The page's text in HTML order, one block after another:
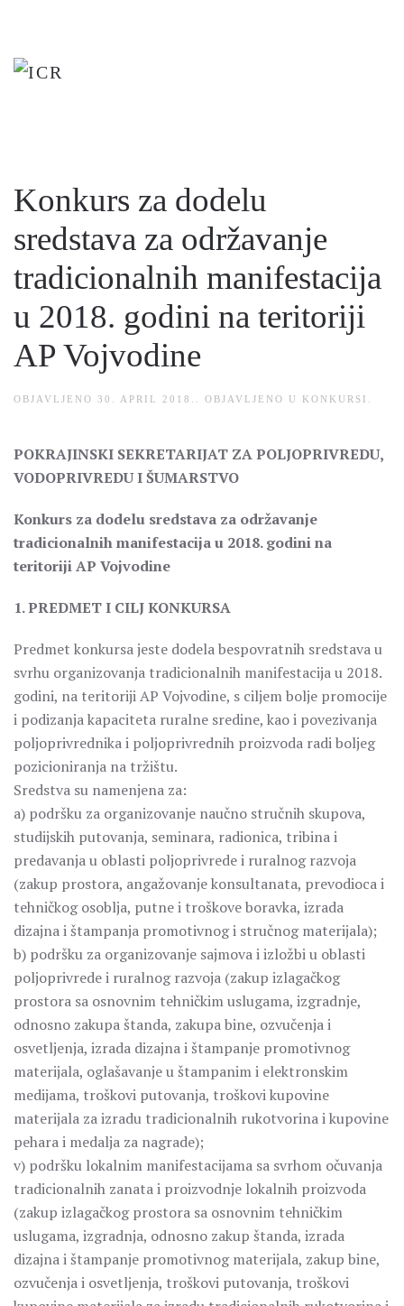
to
Konkurs za dodelu
sredstava za održavanje
tradicionalnih manifestacija
u 2018. godini na teritoriji
AP Vojvodine
OBJAVLJENO 30. APRIL 2018. . OBJAVLJENO U KONKURSI
POKRAJINSKI SEKRETARIJAT ZA POLJOPRIVREDU,
VODOPRIVREDU I ŠUMARSTVO
Konkurs za dodelu sredstava za održavanje
tradicionalnih manifestacija u 2018. godini na
teritoriji AP Vojvodine
1. PREDMET I CILJ KONKURSA
Predmet konkursa jeste dodela bespovratnih sredstava u
svrhu organizovanja tradicionalnih manifestacija u 2018.
godini, na teritoriji AP Vojvodine, s ciljem bolje promocije
i podizanja kapaciteta ruralne sredine, kao i povezivanja
poljoprivrednika i poljoprivrednih proizvoda radi boljeg
pozicioniranja na tržištu.
Sredstva su namenjena za:
a) podršku za organizovanje naučno stručnih skupova,
studijskih putovanja, seminara, radionica, tribina i
predavanja u oblasti poljoprivrede i ruralnog razvoja
(zakup prostora, angažovanje konsultanata, prevodioca i
tehničkog osoblja, putne i troškove boravka, izrada
dizajna i štampanja promotivnog i stručnog materijala);
b) podršku za organizovanje sajmova i izložbi u oblasti
poljoprivrede i ruralnog razvoja (zakup izlagačkog
prostora sa osnovnim tehničkim uslugama, izgradnje,
odnosno zakupa štanda, zakupa bine, ozvučenja i
osvetljenja, izrada dizajna i štampanje promotivnog
materijala, oglašavanje u štampanim i elektronskim
medijama, troškovi putovanja, troškovi kupovine
materijala za izradu tradicionalnih rukotvorina i kupovine
pehara i medalja za nagrade);
v) podršku lokalnim manifestacijama sa svrhom očuvanja
tradicionalnih zanata i proizvodnje lokalnih proizvoda
(zakup izlagačkog prostora sa osnovnim tehničkim
uslugama, izgradnja, odnosno zakup štanda, izrada
dizajna i štampanje promotivnog materijala, zakup bine,
ozvučenja i osvetljenja, troškovi putovanja, troškovi